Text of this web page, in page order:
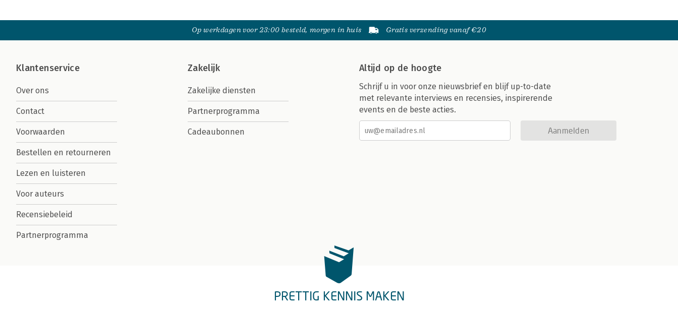
Op werkdagen voor 23:00 besteld, morgen in huis Gratis verzending vanaf €20
Klantenservice
Over ons
Contact
Voorwaarden
Bestellen en retourneren
Lezen en luisteren
Voor auteurs
Recensiebeleid
Partnerprogramma
Zakelijk
Zakelijke diensten
Partnerprogramma
Cadeaubonnen
Altijd op de hoogte
Schrijf u in voor onze nieuwsbrief en blijf up-to-date
met relevante interviews en recensies, inspirerende
events en de beste acties.
Aanmelden
PRETTIG KENNIS MAKEN